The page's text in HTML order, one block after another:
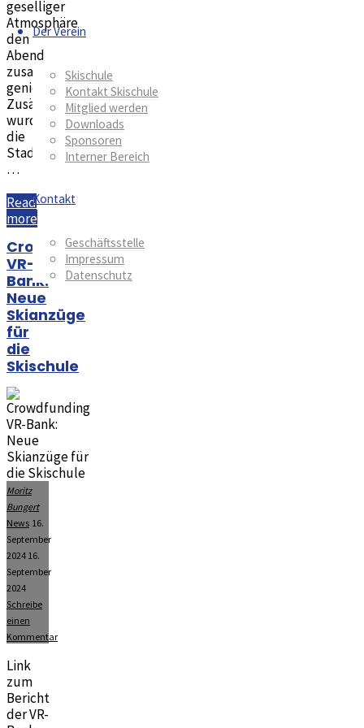
Der Verein
Skischule
Kontakt Skischule
Mitglied werden
Downloads
Sponsoren
Interner Bereich
Kontakt
Geschäftsstelle
Impressum
Datenschutz
geselliger
Atmosphäre
den
Abend
zusammen
genießen.
Zusätzlich
wurden
die
Stadtradeln
…
Read
more"Helferfest
2024"
Crowdfunding
VR-
Bank:
Neue
Skianzüge
für
die
Skischule
Moritz
Bungert
News 16.
September
2024 16.
September
2024
Schreibe
einen
Kommentar
Link
zum
Bericht
der VR-